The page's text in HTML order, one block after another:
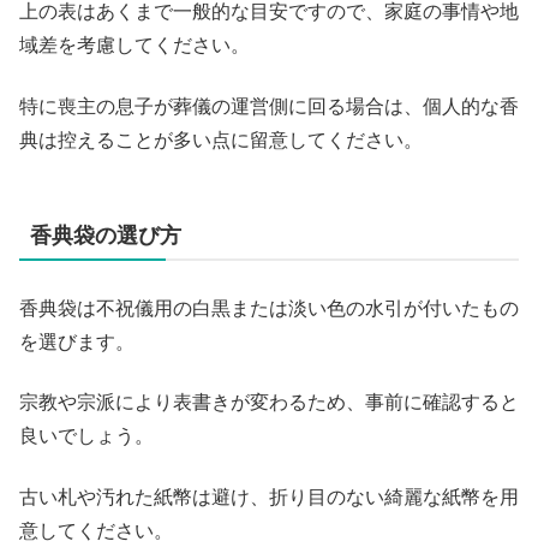
上の表はあくまで一般的な目安ですので、家庭の事情や地
域差を考慮してください。
特に喪主の息子が葬儀の運営側に回る場合は、個人的な香
典は控えることが多い点に留意してください。
香典袋の選び方
香典袋は不祝儀用の白黒または淡い色の水引が付いたもの
を選びます。
宗教や宗派により表書きが変わるため、事前に確認すると
良いでしょう。
古い札や汚れた紙幣は避け、折り目のない綺麗な紙幣を用
意してください。